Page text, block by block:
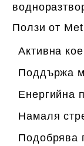
Ползи от
Активна
Поддържа
Енергийна
Намаля
Подобрява